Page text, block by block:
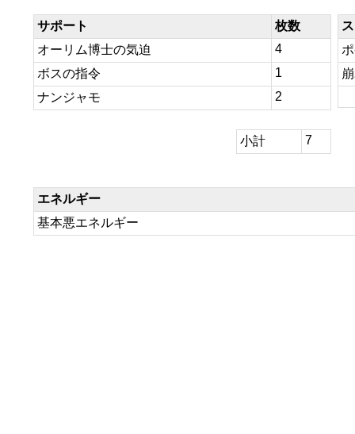
サポート
枚数
オーリム博士の気迫
4
ボスの指令
1
ナンジャモ
2
小計 7
エネルギー
基本悪エネルギー